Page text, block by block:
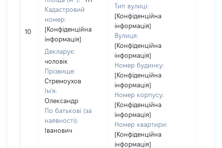
10
Кадастровий
номер:
[Конфіденційна
інформація]
Декларує:
чоловік
Прізвище:
Стремоухов
Ім'я:
Олександр
По батькові (за
наявності):
Іванович
Тип вулиці:
[Конфіденційна
інформація]
Вулиця:
[Конфіденційна
інформація]
Номер будинку:
[Конфіденційна
інформація]
Номер корпусу:
[Конфіденційна
інформація]
Номер квартири:
[Конфіденційна
інформація]